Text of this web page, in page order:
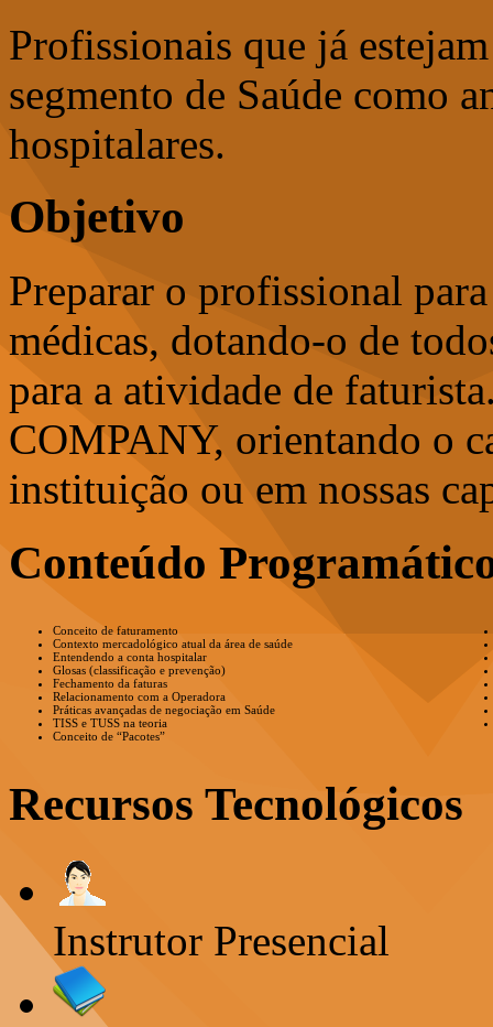
Profissionais que já
segmento de Saúde como
hospitalares.
Objetivo
Preparar o profissional
médicas, dotando-o de
para a atividade de
COMPANY, orientando o
instituição ou em nossas
Conteúdo
Conceito de faturamento
Contexto mercadológico atual da área de saúde
Entendendo a conta hospitalar
Glosas (classificação e prevenção)
Fechamento da faturas
Relacionamento com a Operadora
Práticas avançadas de negociação em Saúde
TISS e TUSS na teoria
Conceito de “Pacotes”
Recursos Tecnológicos
Instrutor Presencial